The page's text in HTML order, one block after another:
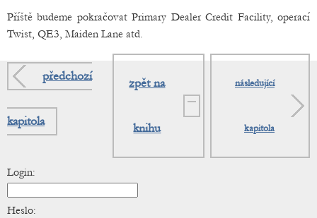
Příště budeme pokračovat Primary Dealer Credit Facility, operací
Twist, QE3, Maiden Lane atd.
předchozí
kapitola
zpět na
knihu
následující
kapitola
Login:
Heslo: